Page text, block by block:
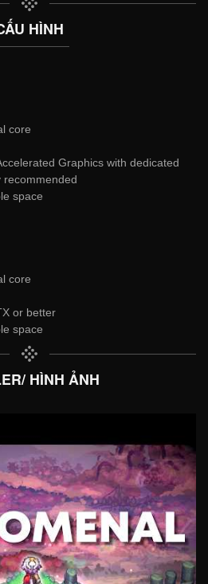
HÌNH
core
Graphics with dedicated
recommended
space
core
or better
space
HÌNH ẢNH